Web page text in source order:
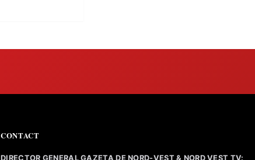
CONTACT
DIRECTOR GENERAL GAZETA DE NORD-VEST & NORD VEST TV: